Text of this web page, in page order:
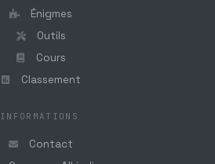
Énigmes
Outils
Cours
Classement
INFORMATIONS
Contact